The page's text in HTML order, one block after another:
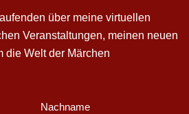
über meine virtuellen
Veranstaltungen, meinen neuen
die Welt der Märchen
Nachname